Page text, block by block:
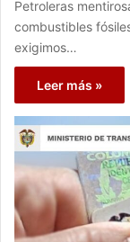
Petroleras
combustibles
exigimos…
Leer más »